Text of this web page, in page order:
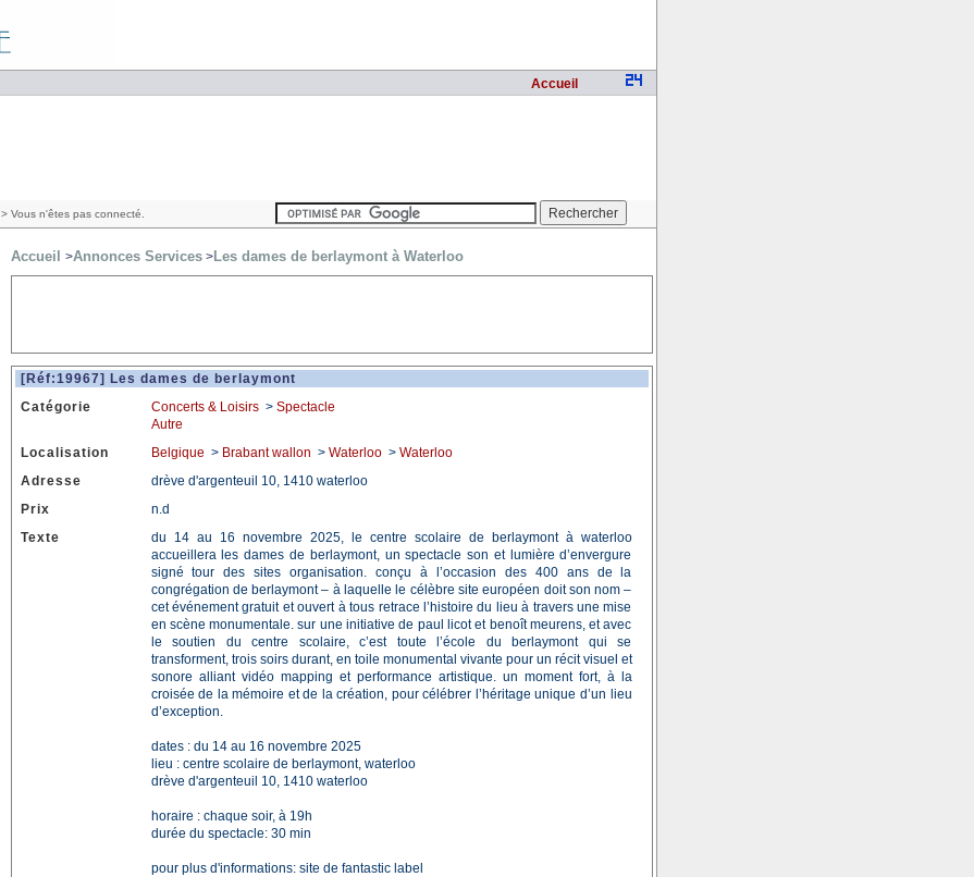
Accueil
> Vous n'êtes pas connecté.
Accueil >Annonces Services>Les dames de berlaymont à Waterloo
[Réf:19967] Les dames de berlaymont
Catégorie
Concerts & Loisirs> Spectacle
Autre
Localisation
Belgique > Brabant wallon > Waterloo> Waterloo
Adresse
drève d'argenteuil 10, 1410 waterloo
Prix
n.d
Texte
du 14 au 16 novembre 2025, le centre scolaire de berlaymont à waterloo
accueillera les dames de berlaymont, un spectacle son et lumière d’envergure
signé tour des sites organisation. conçu à l’occasion des 400 ans de la
congrégation de berlaymont – à laquelle le célèbre site européen doit son nom –
cet événement gratuit et ouvert à tous retrace l’histoire du lieu à travers une mise
en scène monumentale. sur une initiative de paul licot et benoît meurens, et avec
le soutien du centre scolaire, c’est toute l’école du berlaymont qui se
transforment, trois soirs durant, en toile monumental vivante pour un récit visuel et
sonore alliant vidéo mapping et performance artistique. un moment fort, à la
croisée de la mémoire et de la création, pour célébrer l’héritage unique d’un lieu
d’exception.
dates : du 14 au 16 novembre 2025
lieu : centre scolaire de berlaymont, waterloo
drève d'argenteuil 10, 1410 waterloo
horaire : chaque soir, à 19h
durée du spectacle: 30 min
pour plus d'informations: site de fantastic label